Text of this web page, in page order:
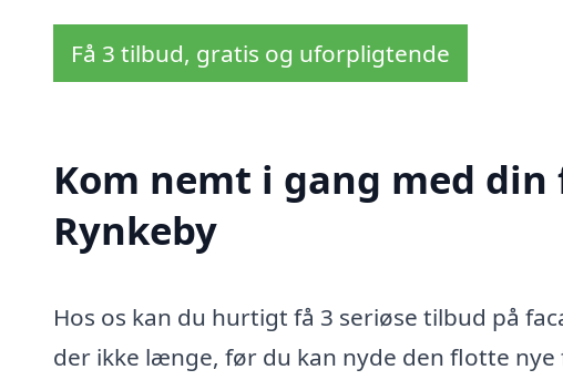
Få 3 tilbud, gratis og uforpligtende
Kom nemt i gang med
Rynkeby
Hos os kan du hurtigt få 3 seriøse tilbud på
der ikke længe, før du kan nyde den flotte